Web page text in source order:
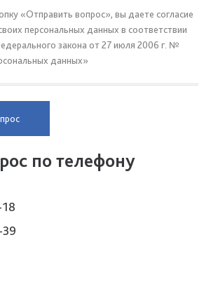
«Отправить вопрос», вы даете согласие
персональных данных в соответствии
закона от 27 июля 2006 г. №
данных»
по телефону